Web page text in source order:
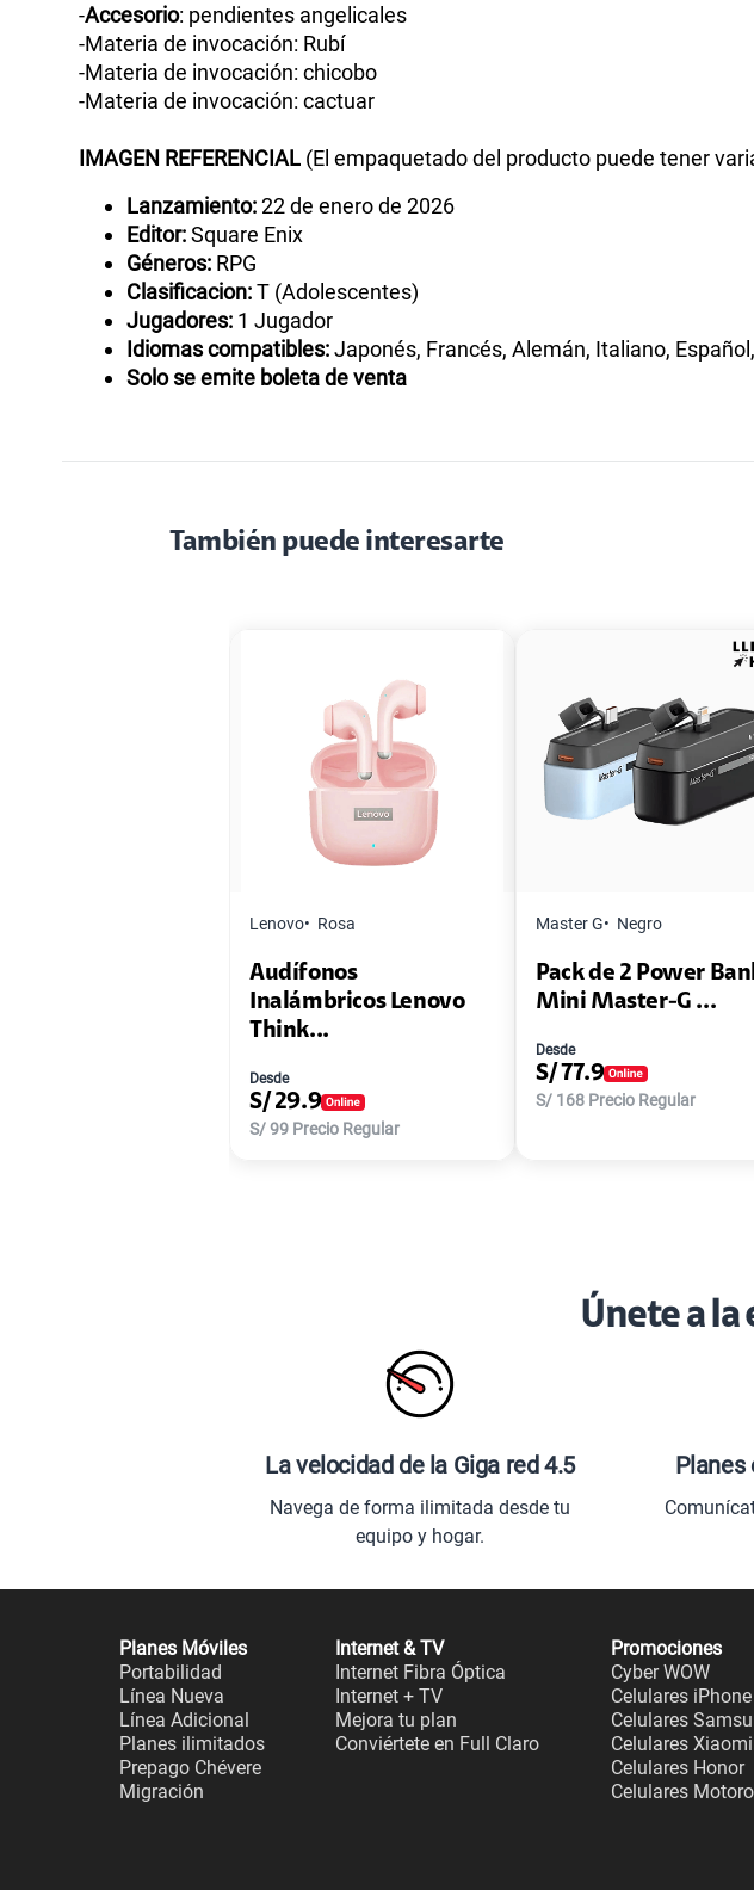
-Accesorio: pendientes angelicales
-Materia de invocación: Rubí
-Materia de invocación: chicobo
-Materia de invocación: cactuar
IMAGEN REFERENCIAL (El empaquetado del producto puede tener
Lanzamiento:22 de enero de 2026
Editor:Square Enix
Géneros: RPG
Clasificacion:T (Adolescentes)
Jugadores: 1 Jugador
Idiomas compatibles:Japonés, Francés, Alemán, Italiano,
Solo se emite boleta de venta
También puede interesarte
Lenovo Rosa
Audífonos
Inalámbricos Lenovo
Think...
Desde
S/ 29.9
S/99 Precio Regular
Master G Negro
Pack de 2 Power
Mini Master-G ...
Desde
S/77.9
S/ 168 Precio Regular
Únete a la
La velocidad de la Giga red 4.5
Navega de forma ilimitada desde tu
equipo y hogar.
Planes
Planes Móviles
Portabilidad
Línea Nueva
Línea Adicional
Planes ilimitados
Prepago Chévere
Migración
Internet & TV
Internet Fibra Óptica
Internet + TV
Mejora tu plan
Conviértete en Full Claro
Promociones
Cyber WOW
Celulares iPhone
Celulares
Celulares Xiaomi
Celulares Honor
Celulares